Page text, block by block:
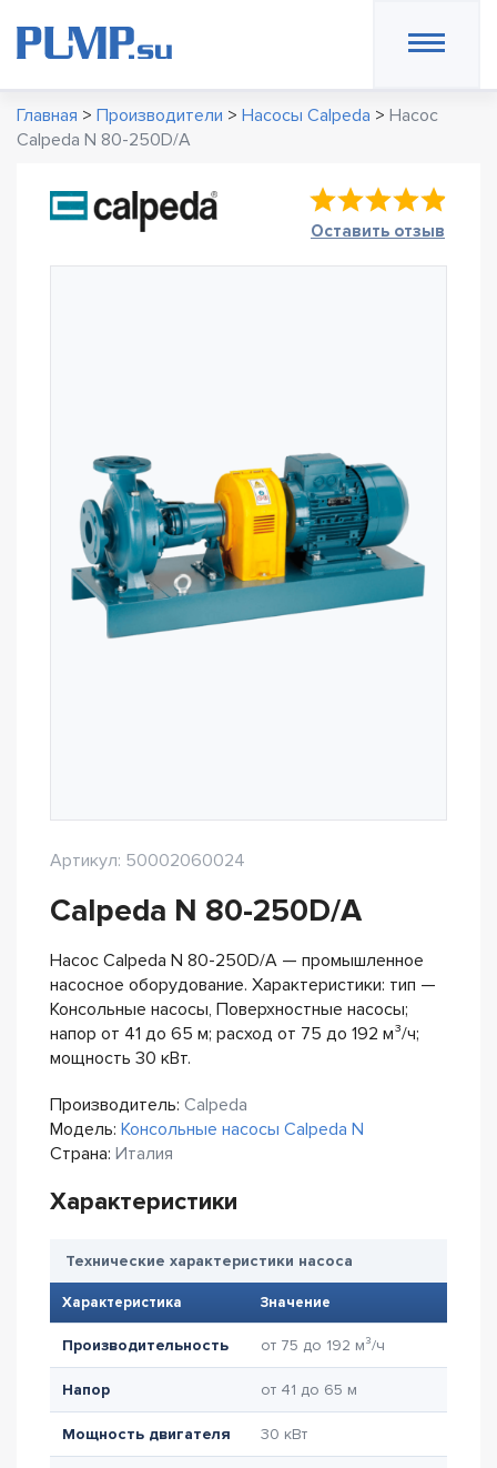
Главная > Производители > Насосы Calpeda > Насос
Calpeda N 80-250D/A
Оставить отзыв
Артикул: 50002060024
Calpeda N 80-250D/A
Насос Calpeda N 80-250D/A — промышленное
насосное оборудование. Характеристики: тип —
Консольные насосы, Поверхностные насосы;
напор от 41 до 65 м; расход от 75 до 192 м³/ч;
мощность 30 кВт.
Производитель: Calpeda
Модель: Консольные насосы Calpeda N
Страна: Италия
Характеристики
Технические характеристики насоса
Характеристика Значение
Производительность от 75 до 192 м³/ч
Напор от 41 до 65 м
Мощность двигателя 30 кВт